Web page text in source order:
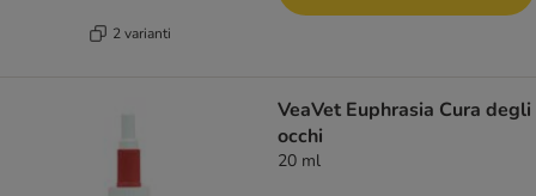
2 varianti
VeaVet Euphrasia Cura degli
occhi
20 ml